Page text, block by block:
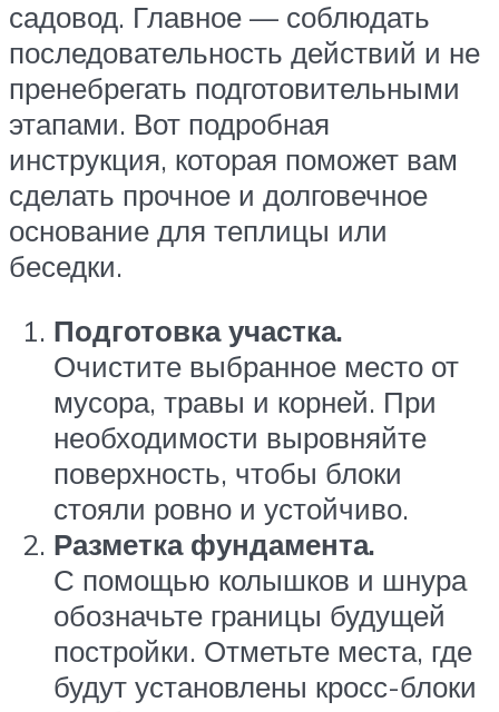
садовод. Главное — соблюдать
последовательность действий и не
пренебрегать подготовительными
этапами. Вот подробная
инструкция, которая поможет вам
сделать прочное и долговечное
основание для теплицы или
беседки.
Подготовка участка.
Очистите выбранное место от
мусора, травы и корней. При
необходимости выровняйте
поверхность, чтобы блоки
стояли ровно и устойчиво.
Разметка фундамента.
С помощью колышков и шнура
обозначьте границы будущей
постройки. Отметьте места, где
будут установлены кросс-блоки